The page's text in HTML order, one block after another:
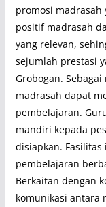
promosi madrasah
positif madrasah
yang relevan,
sejumlah prestasi
Grobogan.
madrasah dapat
pembelajaran.
mandiri kepada
disiapkan.
pembelajaran
Berkaitan dengan
komunikasi antara